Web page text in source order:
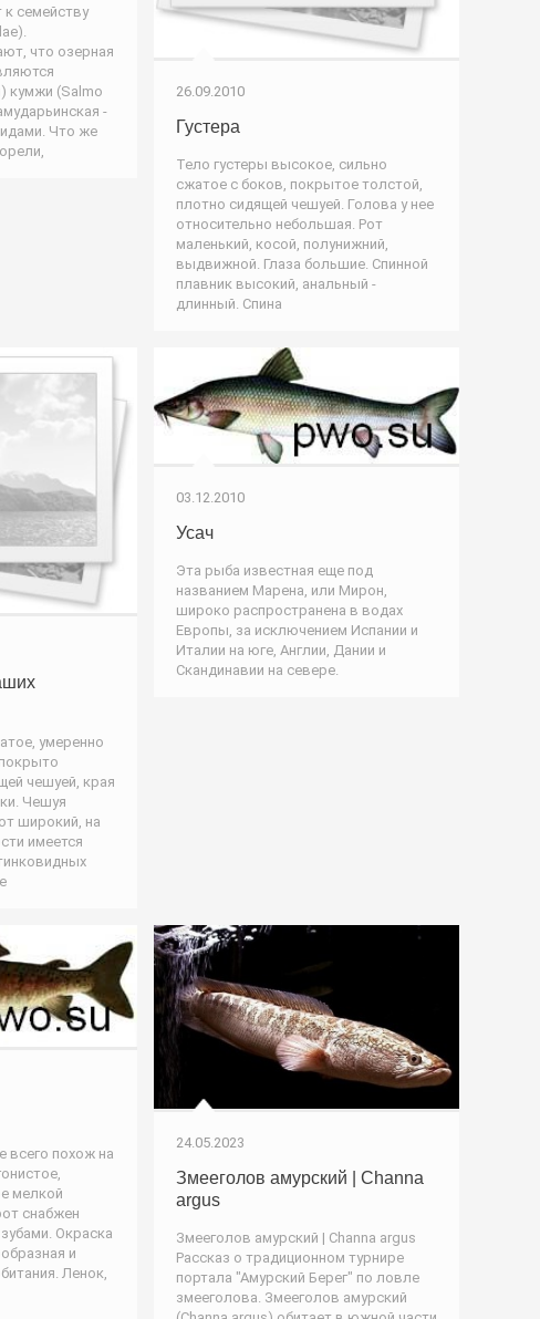
семейству
что озерная
кумжи (Salmo
-
Что же
26.09.2010
Густера
Тело густеры высокое, сильно
сжатое с боков, покрытое толстой,
плотно сидящей чешуей. Голова у нее
относительно небольшая. Рот
маленький, косой, полунижний,
выдвижной. Глаза большие. Спинной
плавник высокий, анальный -
длинный. Спина
умеренно
чешуей, края
Чешуя
широкий, на
имеется
03.12.2010
Усач
Эта рыба известная еще под
названием Марена, или Мирон,
широко распространена в водах
Европы, за исключением Испании и
Италии на юге, Англии, Дании и
Скандинавии на севере.
всего похож на
мелкой
снабжен
Окраска
и
Ленок,
24.05.2023
Змееголов амурский | Channa
argus
Змееголов амурский | Channa argus
Рассказ о традиционном турнире
портала "Амурский Берег" по ловле
змееголова. Змееголов амурский